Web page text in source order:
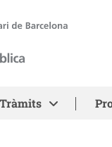
de Barcelona
Tràmits